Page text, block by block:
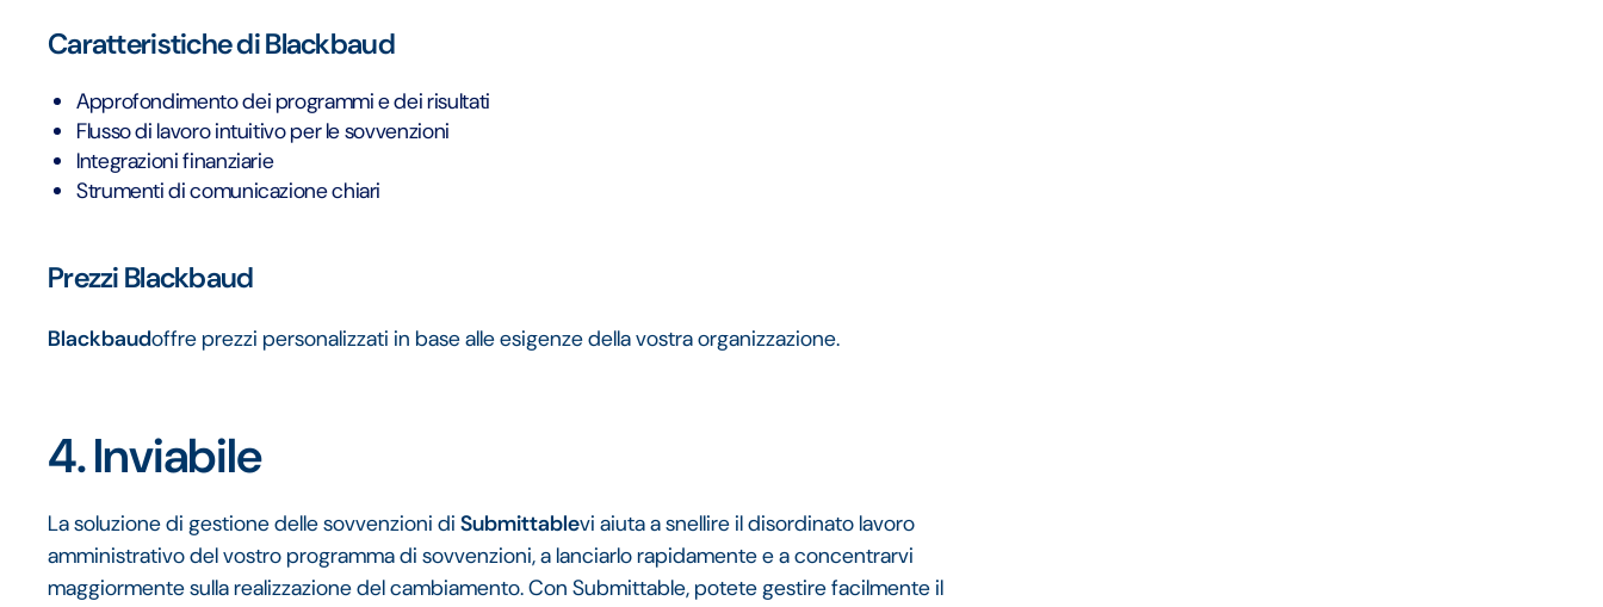
Caratteristiche di Blackbaud
Approfondimento dei programmi e dei risultati
Flusso di lavoro intuitivo per le sovvenzioni
Integrazioni finanziarie
Strumenti di comunicazione chiari
Prezzi Blackbaud
Blackbaudoffre prezzi personalizzati in base alle esigenze della vostra organizzazione.
4. Inviabile
La soluzione di gestione delle sovvenzioni di Submittablevi aiuta a snellire il disordinato lavoro
amministrativo del vostro programma di sovvenzioni, a lanciarlo rapidamente e a concentrarvi
maggiormente sulla realizzazione del cambiamento. Con Submittable, potete gestire facilmente il